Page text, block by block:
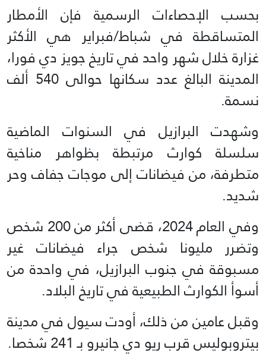
بحسب الإحصاءات الرسمية فإن الأمطار
المتساقطة في شباط/فبراير هي الأكثر
غزارة خلال شهر واحد في تاريخ جويز دي فورا،
المدينة البالغ عدد سكانها حوالى 540 ألف
نسمة.
وشهدت البرازيل في السنوات الماضية
سلسلة كوارث مرتبطة بظواهر مناخية
متطرفة، من فيضانات إلى موجات جفاف وحر
شديد.
وفي العام 2024، قضى أكثر من 200 شخص
وتضرر مليونا شخص جراء فيضانات غير
مسبوقة في جنوب البرازيل، في واحدة من
أسوأ الكوارث الطبيعية في تاريخ البلاد.
وقبل عامين من ذلك، أودت سيول في مدينة
بيتروبوليس قرب ريو دي جانيرو بـ 241 شخصا.